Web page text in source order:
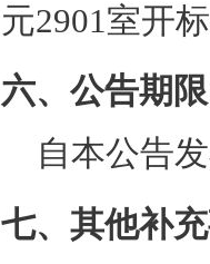
元2901室开
六、公告期限
自本公告
七、其他补